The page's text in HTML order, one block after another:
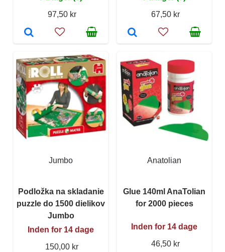
97,50 kr
67,50 kr
Jumbo
Podložka na skladanie
puzzle do 1500 dielikov
Jumbo
Inden for 14 dage
150,00 kr
Anatolian
Glue 140ml AnaTolian
for 2000 pieces
Inden for 14 dage
46,50 kr